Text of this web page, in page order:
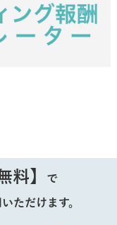
料】 で
ただけます。